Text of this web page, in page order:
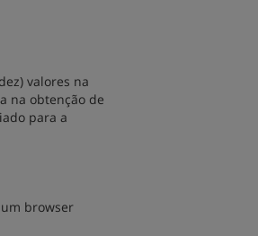
valores na
na obtenção de
para a
browser